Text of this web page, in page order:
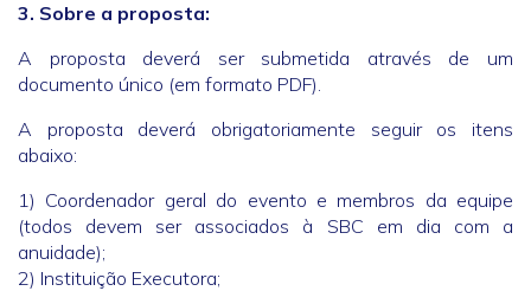
3. Sobre a proposta:
A proposta deverá ser submetida através de um
documento único (em formato PDF).
A proposta deverá obrigatoriamente seguir os itens
abaixo:
1) Coordenador geral do evento e membros da equipe
(todos devem ser associados à SBC em dia com a
anuidade);
2) Instituição Executora;